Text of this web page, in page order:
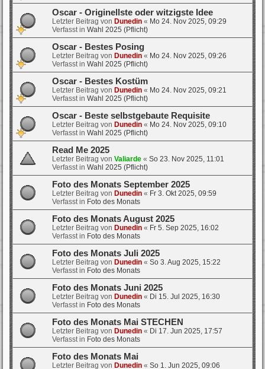
Oscar - Originellste oder witzigste Idee
Letzter Beitrag von Dunedin « Mo 24. Nov 2025, 09:29
Verfasst in Wahl 2025 (Pflicht)
Oscar - Bestes Posing
Letzter Beitrag von Dunedin « Mo 24. Nov 2025, 09:26
Verfasst in Wahl 2025 (Pflicht)
Oscar - Bestes Kostüm
Letzter Beitrag von Dunedin « Mo 24. Nov 2025, 09:21
Verfasst in Wahl 2025 (Pflicht)
Oscar - Beste selbstgebaute Requisite
Letzter Beitrag von Dunedin « Mo 24. Nov 2025, 09:10
Verfasst in Wahl 2025 (Pflicht)
Read Me 2025
Letzter Beitrag von Valiarde « So 23. Nov 2025, 11:01
Verfasst in Wahl 2025 (Pflicht)
Foto des Monats September 2025
Letzter Beitrag von Dunedin « Fr 3. Okt 2025, 09:59
Verfasst in Foto des Monats
Foto des Monats August 2025
Letzter Beitrag von Dunedin « Fr 5. Sep 2025, 16:02
Verfasst in Foto des Monats
Foto des Monats Juli 2025
Letzter Beitrag von Dunedin « So 3. Aug 2025, 15:22
Verfasst in Foto des Monats
Foto des Monats Juni 2025
Letzter Beitrag von Dunedin « Di 15. Jul 2025, 16:30
Verfasst in Foto des Monats
Foto des Monats Mai STECHEN
Letzter Beitrag von Dunedin « Di 17. Jun 2025, 17:57
Verfasst in Foto des Monats
Foto des Monats Mai
Letzter Beitrag von Dunedin « So 1. Jun 2025, 09:06